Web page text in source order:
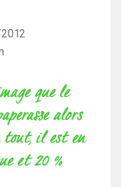
que le
alors
il est en
et 20 %